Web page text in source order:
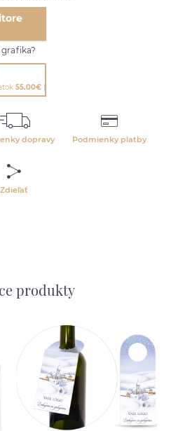
55.00€ )
dopravy Podmienky platby
Zdieľať
produkty